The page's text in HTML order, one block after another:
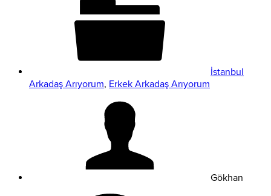
İstanbul
Arkadaş Arıyorum, Erkek Arkadaş Arıyorum
Gökhan